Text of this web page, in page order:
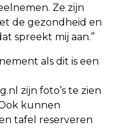
Ze zijn
de gezondheid en
spreekt mij aan.’’
als dit is een
zijn foto’s te zien
kunnen
tafel reserveren